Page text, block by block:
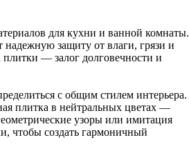
для кухни и ванной комнаты.
защиту от влаги, грязи и
— залог долговечности и
с общим стилем интерьера.
плитка в нейтральных цветах —
узоры или имитация
чтобы создать гармоничный